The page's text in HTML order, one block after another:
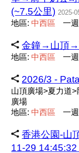
(~7.5公里) 2025-
地區: 中西區 一
金鐘→山頂→
地區: 中西區 一
2026/3 -
山頂廣場>夏力道
廣場
地區: 中西區 一
香港公園-山
11-29